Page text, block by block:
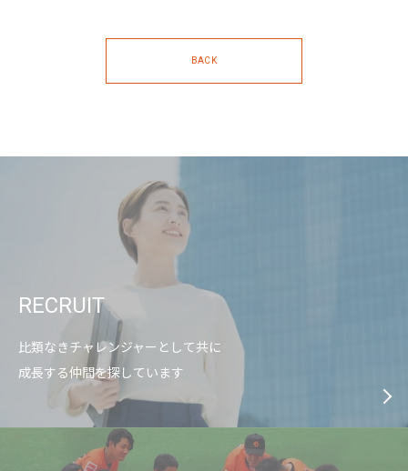
BACK
RECRUIT
比類なきチャレンジャーとして共に
成長する仲間を探しています